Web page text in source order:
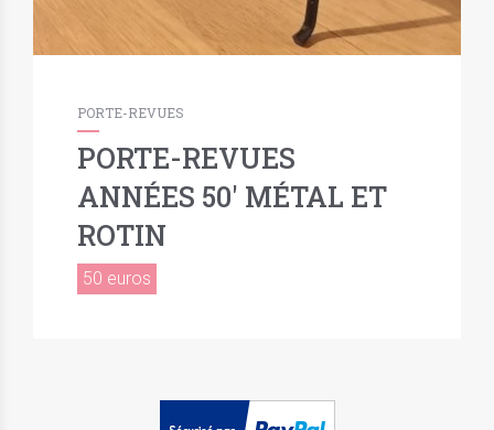
PORTE-REVUES
PORTE-REVUES
ANNÉES 50′ MÉTAL ET
ROTIN
50 euros